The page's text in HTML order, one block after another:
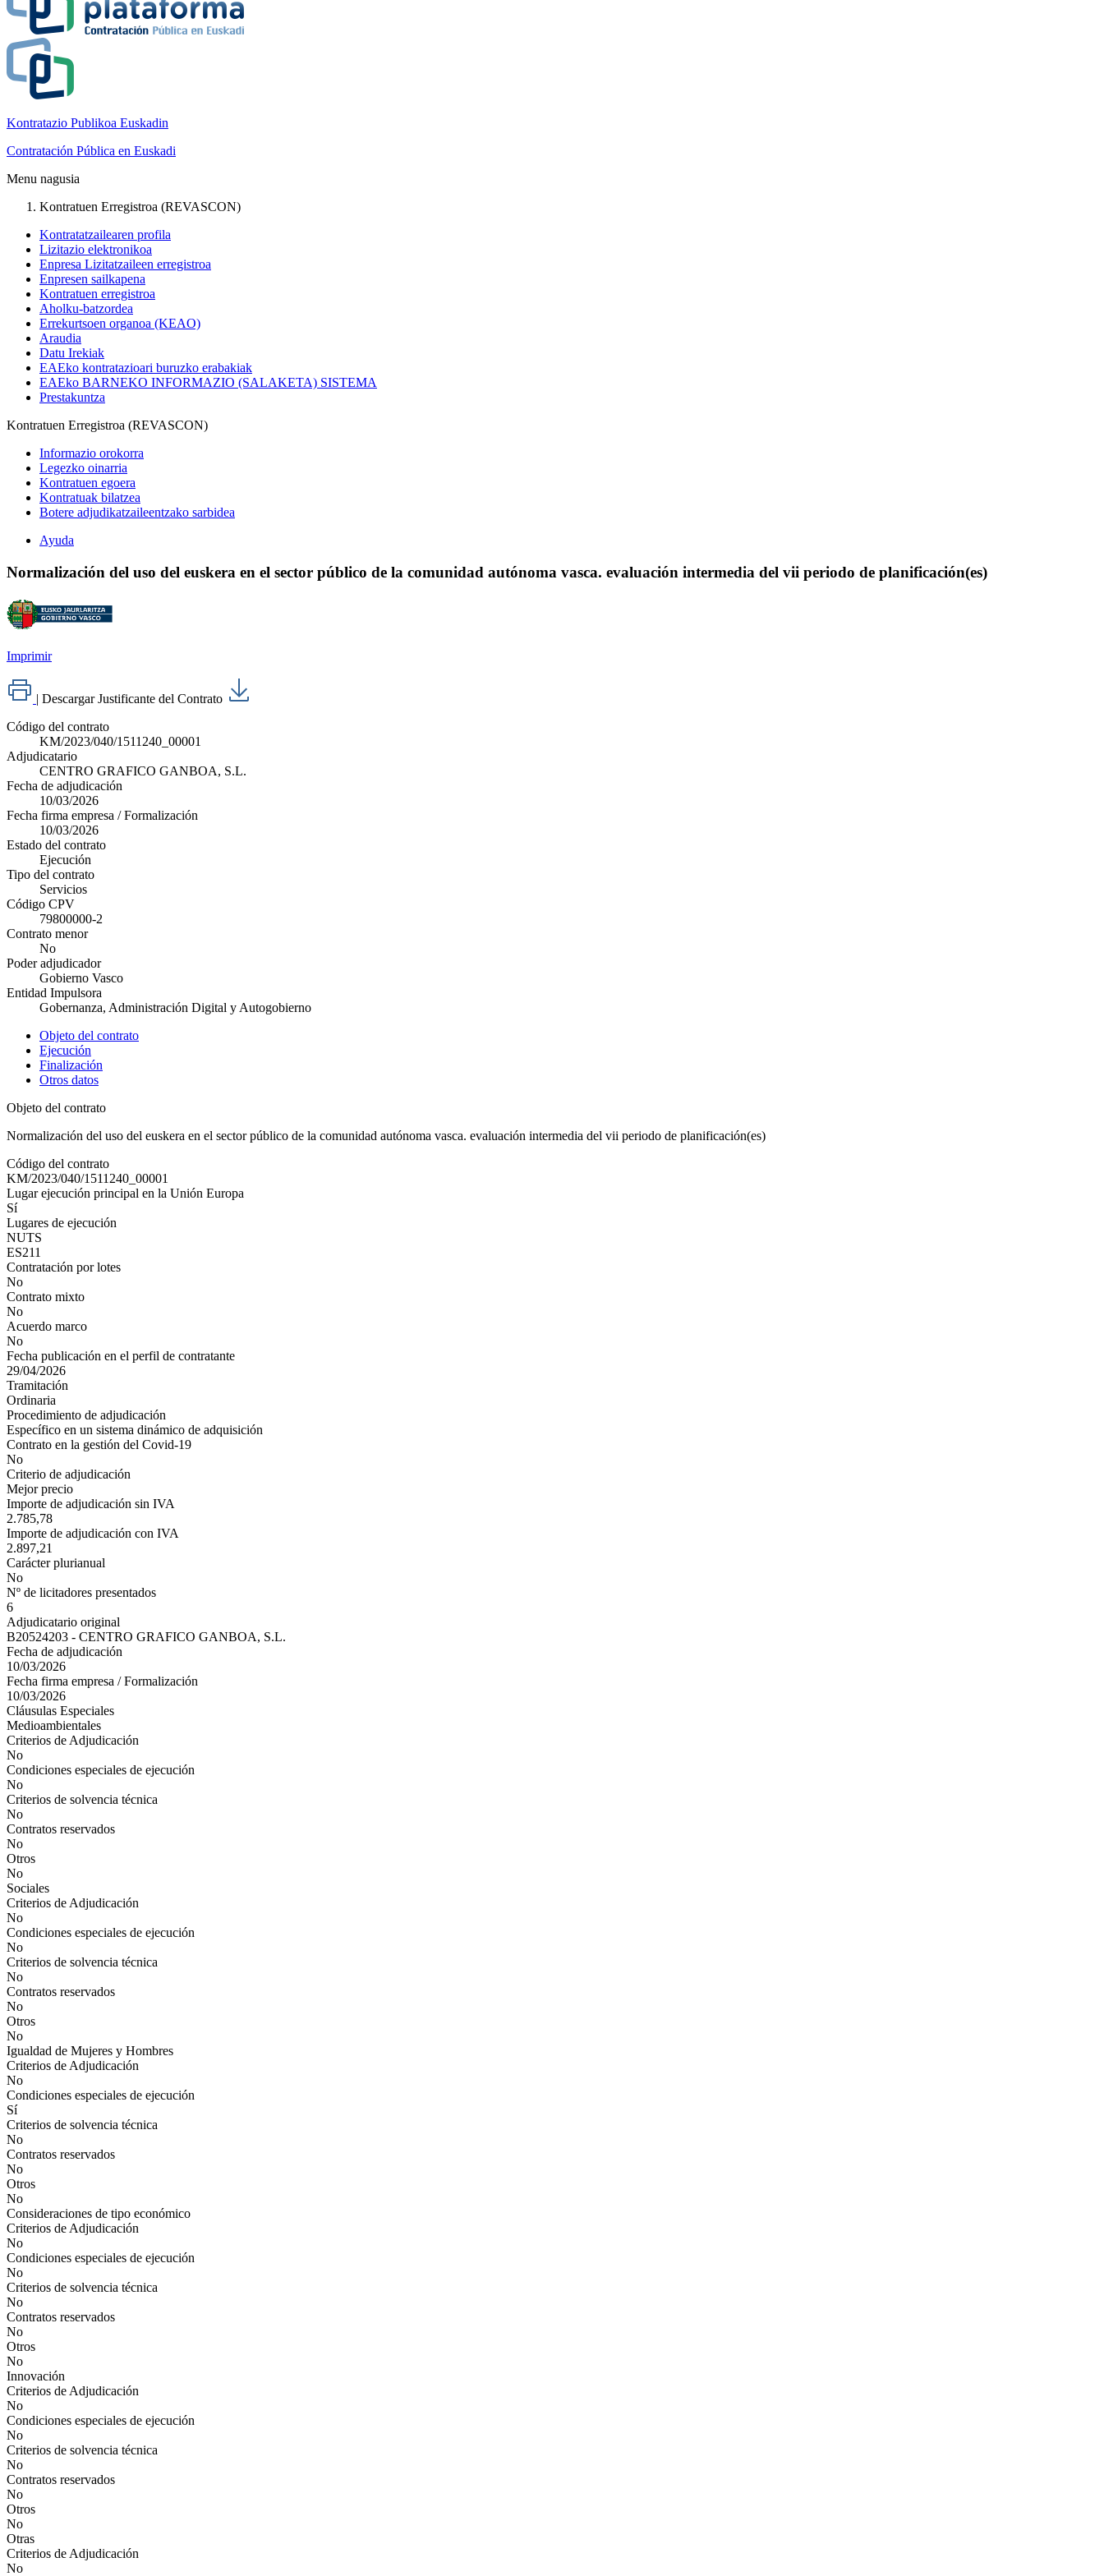
Kontratazio Publikoa Euskadin
Contratación Pública en Euskadi
Menu nagusia
Kontratuen Erregistroa (REVASCON)
Kontratatzailearen profila
Lizitazio elektronikoa
Enpresa Lizitatzaileen erregistroa
Enpresen sailkapena
Kontratuen erregistroa
Aholku-batzordea
Errekurtsoen organoa (KEAO)
Araudia
Datu Irekiak
EAEko kontratazioari buruzko erabakiak
EAEko BARNEKO INFORMAZIO (SALAKETA) SISTEMA
Prestakuntza
Kontratuen Erregistroa (REVASCON)
Informazio orokorra
Legezko oinarria
Kontratuen egoera
Kontratuak bilatzea
Botere adjudikatzaileentzako sarbidea
Ayuda
Normalización del uso del euskera en el sector público de la comunidad autónoma vasca. evaluación intermedia del vii periodo de planificación(es)
Imprimir
| Descargar Justificante del Contrato
Código del contrato
KM/2023/040/1511240_00001
Adjudicatario
CENTRO GRAFICO GANBOA, S.L.
Fecha de adjudicación
10/03/2026
Fecha firma empresa / Formalización
10/03/2026
Estado del contrato
Ejecución
Tipo del contrato
Servicios
Código CPV
79800000-2
Contrato menor
No
Poder adjudicador
Gobierno Vasco
Entidad Impulsora
Gobernanza, Administración Digital y Autogobierno
Objeto del contrato
Ejecución
Finalización
Otros datos
Objeto del contrato
Normalización del uso del euskera en el sector público de la comunidad autónoma vasca. evaluación intermedia del vii periodo de planificación(es)
Código del contrato
KM/2023/040/1511240_00001
Lugar ejecución principal en la Unión Europa
Sí
Lugares de ejecución
NUTS
ES211
Contratación por lotes
No
Contrato mixto
No
Acuerdo marco
No
Fecha publicación en el perfil de contratante
29/04/2026
Tramitación
Ordinaria
Procedimiento de adjudicación
Específico en un sistema dinámico de adquisición
Contrato en la gestión del Covid-19
No
Criterio de adjudicación
Mejor precio
Importe de adjudicación sin IVA
2.785,78
Importe de adjudicación con IVA
2.897,21
Carácter plurianual
No
Nº de licitadores presentados
6
Adjudicatario original
B20524203 - CENTRO GRAFICO GANBOA, S.L.
Fecha de adjudicación
10/03/2026
Fecha firma empresa / Formalización
10/03/2026
Cláusulas Especiales
Medioambientales
Criterios de Adjudicación
No
Condiciones especiales de ejecución
No
Criterios de solvencia técnica
No
Contratos reservados
No
Otros
No
Sociales
Criterios de Adjudicación
No
Condiciones especiales de ejecución
No
Criterios de solvencia técnica
No
Contratos reservados
No
Otros
No
Igualdad de Mujeres y Hombres
Criterios de Adjudicación
No
Condiciones especiales de ejecución
Sí
Criterios de solvencia técnica
No
Contratos reservados
No
Otros
No
Consideraciones de tipo económico
Criterios de Adjudicación
No
Condiciones especiales de ejecución
No
Criterios de solvencia técnica
No
Contratos reservados
No
Otros
No
Innovación
Criterios de Adjudicación
No
Condiciones especiales de ejecución
No
Criterios de solvencia técnica
No
Contratos reservados
No
Otros
No
Otras
Criterios de Adjudicación
No